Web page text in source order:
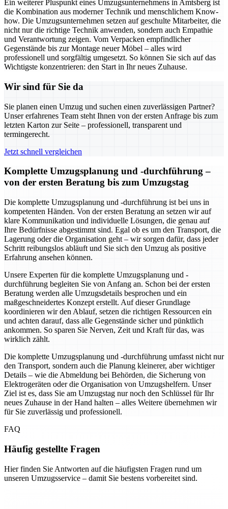
Ein weiterer Pluspunkt eines Umzugsunternehmens in Amtsberg ist
die Kombination aus moderner Technik und menschlichem Know-
how. Die Umzugsunternehmen setzen auf geschulte Mitarbeiter, die
nicht nur die richtige Technik anwenden, sondern auch Empathie
und Verantwortung zeigen. Vom Verpacken empfindlicher
Gegenstände bis zur Montage neuer Möbel – alles wird
professionell und sorgfältig umgesetzt. So können Sie sich auf das
Wichtigste konzentrieren: den Start in Ihr neues Zuhause.
Wir sind für Sie da
Sie planen einen Umzug und suchen einen zuverlässigen Partner?
Unser erfahrenes Team steht Ihnen von der ersten Anfrage bis zum
letzten Karton zur Seite – professionell, transparent und
termingerecht.
Jetzt schnell vergleichen
Komplette Umzugsplanung und -durchführung –
von der ersten Beratung bis zum Umzugstag
Die komplette Umzugsplanung und -durchführung ist bei uns in
kompetenten Händen. Von der ersten Beratung an setzen wir auf
klare Kommunikation und individuelle Lösungen, die genau auf
Ihre Bedürfnisse abgestimmt sind. Egal ob es um den Transport, die
Lagerung oder die Organisation geht – wir sorgen dafür, dass jeder
Schritt reibungslos abläuft und Sie sich den Umzug als positive
Erfahrung ansehen können.
Unsere Experten für die komplette Umzugsplanung und -
durchführung begleiten Sie von Anfang an. Schon bei der ersten
Beratung werden alle Umzugsdetails besprochen und ein
maßgeschneidertes Konzept erstellt. Auf dieser Grundlage
koordinieren wir den Ablauf, setzen die richtigen Ressourcen ein
und achten darauf, dass alle Gegenstände sicher und pünktlich
ankommen. So sparen Sie Nerven, Zeit und Kraft für das, was
wirklich zählt.
Die komplette Umzugsplanung und -durchführung umfasst nicht nur
den Transport, sondern auch die Planung kleinerer, aber wichtiger
Details – wie die Abmeldung bei Behörden, die Sicherung von
Elektrogeräten oder die Organisation von Umzugshelfern. Unser
Ziel ist es, dass Sie am Umzugstag nur noch den Schlüssel für Ihr
neues Zuhause in der Hand halten – alles Weitere übernehmen wir
für Sie zuverlässig und professionell.
FAQ
Häufig gestellte Fragen
Hier finden Sie Antworten auf die häufigsten Fragen rund um
unseren Umzugsservice – damit Sie bestens vorbereitet sind.